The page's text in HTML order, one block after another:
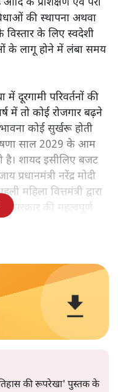
की स्थापना अथवा
विस्तार के लिए स्वदेशी
के लागू होने में लंबा समय
दूरगामी परिवर्तनों की
में तो कोई रोजगार बढ़ने
कोई सुर्खरू होती
साल 2029 के आम
है। शायद इसीलिए बजट
नरेंद्र मोदी
महिला वित्तमंत्री द्वारा
सरकार की महत्वपूर्ण
की रूपरेखा' पुस्तक के